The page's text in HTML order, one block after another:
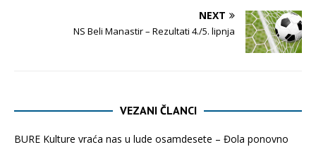
NEXT
NS Beli Manastir – Rezultati 4./5. lipnja
VEZANI ČLANCI
BURE Kulture vraća nas u lude osamdesete – Đola ponovno